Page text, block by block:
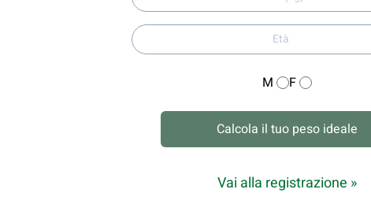
M F
Calcola il tuo peso ideale
Vai alla registrazione »